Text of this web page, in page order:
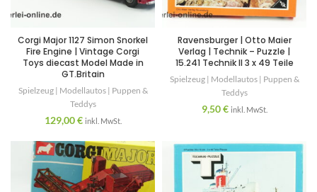
Corgi Major 1127 Simon Snorkel
Fire Engine | Vintage Corgi
Toys diecast Model Made in
GT.Britain
Spielzeug | Modellautos | Puppen &
Teddys
129,00€ inkl. MwSt.
Ravensburger | Otto Maier
Verlag | Technik – Puzzle |
15.241 Technik II 3 x 49 Teile
Spielzeug | Modellautos | Puppen &
Teddys
9,50€ inkl. MwSt.